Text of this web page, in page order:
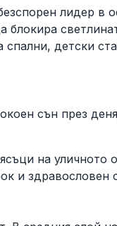
лидер в
детски
сън през
на уличното
и здравословен